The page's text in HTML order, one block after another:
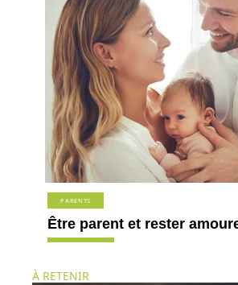
PARENTS
Être parent et rester
À RETENIR